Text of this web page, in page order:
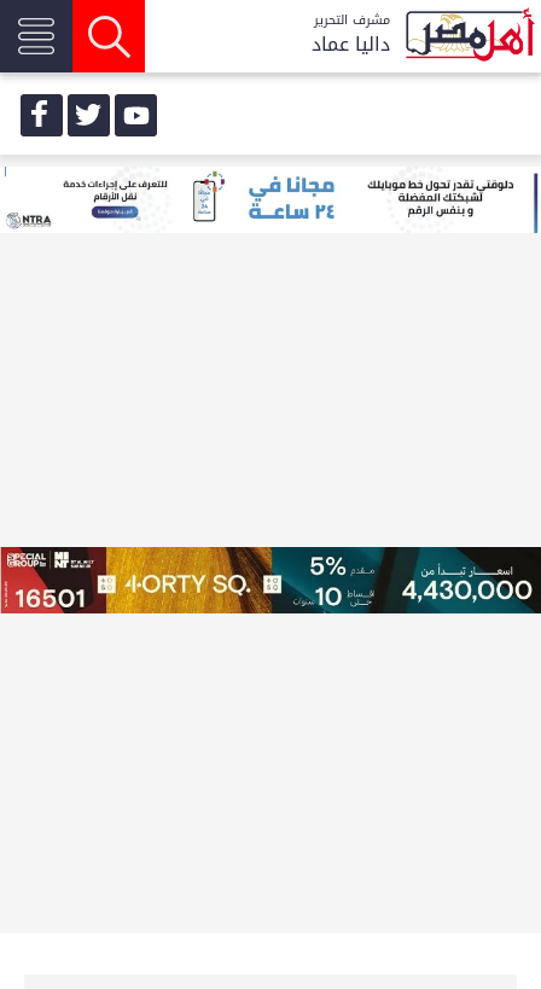
مشرف التحرير
داليا عماد